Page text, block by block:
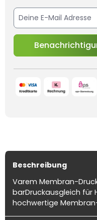
Beschreibung
Varem Membran-
barDruckausgleich für
hochwertige